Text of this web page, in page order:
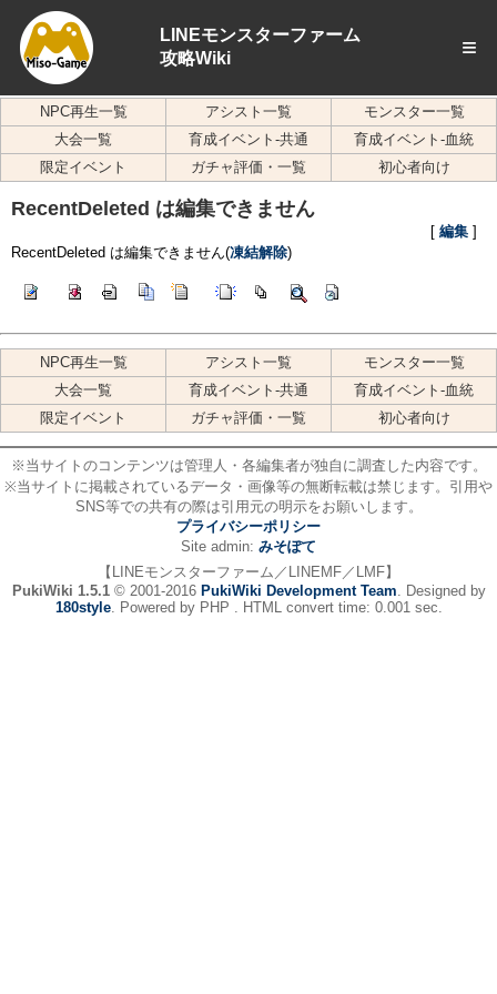
LINEモンスターファーム
攻略Wiki
≡
NPC再生一覧 アシスト一覧
モンスター一覧
大会一覧
育成イベント-共通
育成イベント-血統
限定イベント
ガチャ評価・一覧 初心者向け
RecentDeleted は編集できません
[ 編集 ]
RecentDeleted は編集できません(凍結解除)
NPC再生一覧 アシスト一覧
モンスター一覧
大会一覧
育成イベント-共通
育成イベント-血統
限定イベント
ガチャ評価・一覧 初心者向け
※当サイトのコンテンツは管理人・各編集者が独自に調査した内容です。
※当サイトに掲載されているデータ・画像等の無断転載は禁じます。引用や
SNS等での共有の際は引用元の明示をお願いします。
プライバシーポリシー
Site admin: みそぽて
【LINEモンスターファーム／LINEMF／LMF】
PukiWiki 1.5.1© 2001-2016 PukiWiki Development Team . Designed by
180style. Powered by PHP . HTML convert time: 0.001 sec.